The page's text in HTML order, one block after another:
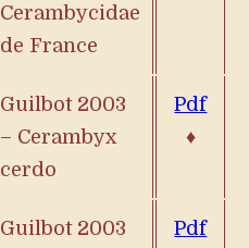
Cerambycidae
de France
Guilbot 2003
– Cerambyx
cerdo
Pdf
♦
Guilbot 2003
Pdf